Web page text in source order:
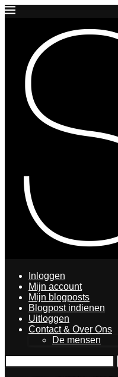
Inloggen
Mijn account
Mijn blogposts
Blogpost indienen
Uitloggen
Contact & Over Ons
De mensen